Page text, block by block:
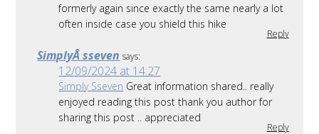
formerly again since exactly the same nearly a lot
often inside case you shield this hike
Reply
SimplyÂ sseven says:
12/09/2024 at 14:27
Simply Sseven Great information shared.. really
enjoyed reading this post thank you author for
sharing this post .. appreciated
Reply